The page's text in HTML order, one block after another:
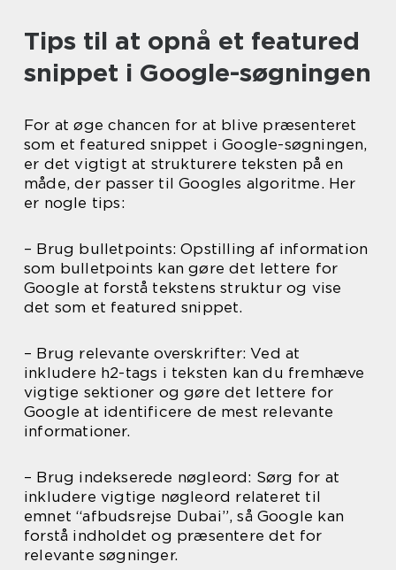
Tips til at opnå et featured
snippet i Google-søgningen
For at øge chancen for at blive præsenteret
som et featured snippet i Google-søgningen,
er det vigtigt at strukturere teksten på en
måde, der passer til Googles algoritme. Her
er nogle tips:
– Brug bulletpoints: Opstilling af information
som bulletpoints kan gøre det lettere for
Google at forstå tekstens struktur og vise
det som et featured snippet.
– Brug relevante overskrifter: Ved at
inkludere h2-tags i teksten kan du fremhæve
vigtige sektioner og gøre det lettere for
Google at identificere de mest relevante
informationer.
– Brug indekserede nøgleord: Sørg for at
inkludere vigtige nøgleord relateret til
emnet “afbudsrejse Dubai”, så Google kan
forstå indholdet og præsentere det for
relevante søgninger.